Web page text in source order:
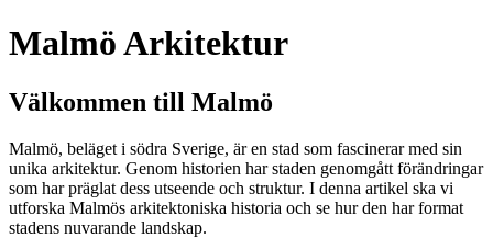
Malmö Arkitektur
Välkommen till Malmö
Malmö, beläget i södra Sverige, är en stad som fascinerar med sin
unika arkitektur. Genom historien har staden genomgått förändringar
som har präglat dess utseende och struktur. I denna artikel ska vi
utforska Malmös arkitektoniska historia och se hur den har format
stadens nuvarande landskap.